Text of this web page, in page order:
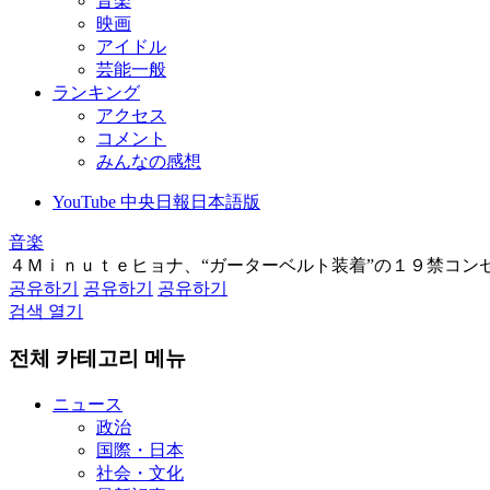
映画
アイドル
芸能一般
ランキング
アクセス
コメント
みんなの感想
YouTube 中央日報日本語版
音楽
４Ｍｉｎｕｔｅヒョナ、“ガーターベルト装着”の１９禁コン
공유하기
공유하기
공유하기
검색 열기
전체 카테고리 메뉴
ニュース
政治
国際・日本
社会・文化